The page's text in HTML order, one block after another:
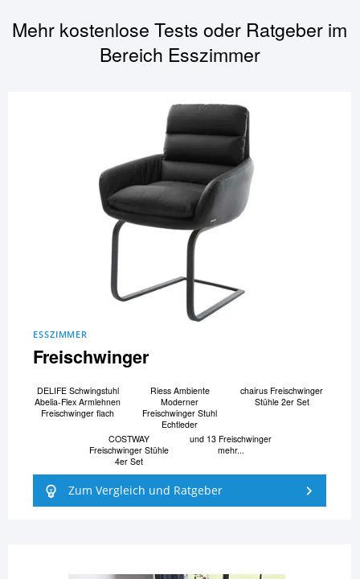
Mehr kostenlose Tests oder Ratgeber im
Bereich Esszimmer
ESSZIMMER
Freischwinger
DELIFE Schwingstuhl
Abelia-Flex Armlehnen
Freischwinger flach
Riess Ambiente
Moderner
Freischwinger Stuhl
Echtleder
chairus Freischwinger
Stühle 2er Set
COSTWAY
Freischwinger Stühle
4er Set
und 13 Freischwinger
mehr...
Zum Vergleich und Ratgeber